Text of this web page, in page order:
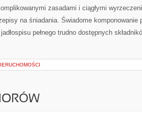
zasadami i ciągłymi
na śniadania. Świadome komponowanie
pełnego trudno dostępnych